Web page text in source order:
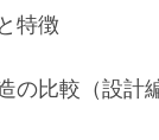
特徴
の比較（設計